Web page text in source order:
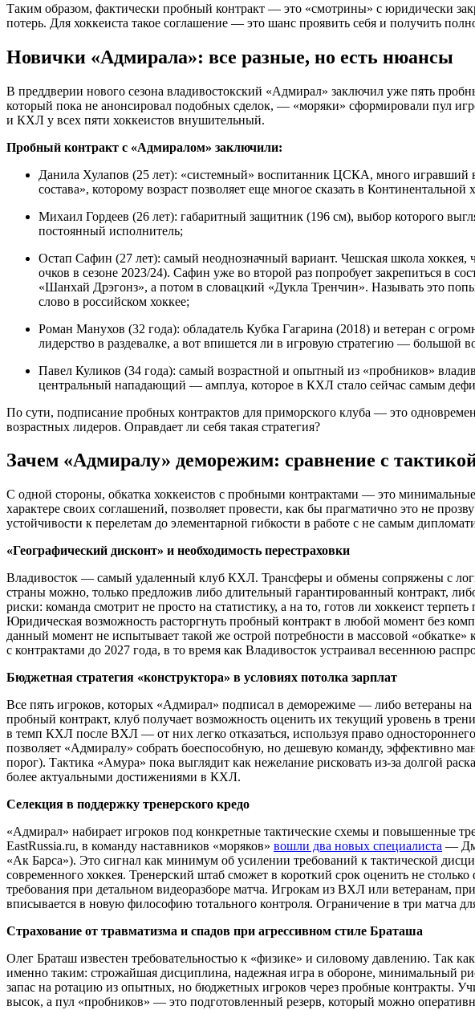
Таким образом, фактически пробный контракт — это «смотрины» с юридически
потерь. Для хоккеиста такое соглашение — это шанс проявить себя и получить
Новички «Адмирала»: все разные, но есть нюансы
В преддверии нового сезона владивостокский «Адмирал» заключил уже пять
который пока не анонсировал подобных сделок, — «моряки» сформировали пул
и КХЛ у всех пяти хоккеистов внушительный.
Пробный контракт с «Адмиралом» заключили:
Данила Хулапов (25 лет): «системный» воспитанник ЦСКА, много
состава», которому возраст позволяет еще многое сказать в
Михаил Гордеев (26 лет): габаритный защитник (196 см), выбор которого
постоянный исполнитель;
Остап Сафин (27 лет): самый неоднозначный вариант. Чешская школа
очков в сезоне 2023/24). Сафин уже во второй раз попробует закрепиться в
«Шанхай Дрэгонз», а потом в словацкий «Дукла Тренчин». Называть это
слово в российском хоккее;
Роман Манухов (32 года): обладатель Кубка Гагарина (2018) и ветеран с
лидерство в раздевалке, а вот впишется ли в игровую стратегию — большой
Павел Куликов (34 года): самый возрастной и опытный из «пробников»
центральный нападающий — амплуа, которое в КХЛ стало сейчас самым
По сути, подписание пробных контрактов для приморского клуба — это
возрастных лидеров. Оправдает ли себя такая стратегия?
Зачем «Адмиралу» деморежим: сравнение с
С одной стороны, обкатка хоккеистов с пробными контрактами — это
характере своих соглашений, позволяет провести, как бы прагматично это не
устойчивости к перелетам до элементарной гибкости в работе с не самым
«Географический дисконт» и необходимость перестраховки
Владивосток — самый удаленный клуб КХЛ. Трансферы и обмены сопряжены с
страны можно, только предложив либо длительный гарантированный контракт,
риски: команда смотрит не просто на статистику, а на то, готов ли хоккеист
Юридическая возможность расторгнуть пробный контракт в любой момент без
данный момент не испытывает такой же острой потребности в массовой
с контрактами до 2027 года, в то время как Владивосток устраивал весеннюю
Бюджетная стратегия «конструктора» в условиях потолка зарплат
Все пять игроков, которых «Адмирал» подписал в деморежиме — либо ветераны
пробный контракт, клуб получает возможность оценить их текущий уровень в
в темп КХЛ после ВХЛ — от них легко отказаться, используя право
позволяет «Адмиралу» собрать боеспособную, но дешевую команду, эффективно
порог). Тактика «Амура» пока выглядит как нежелание рисковать из-за долгой
более актуальными достижениями в КХЛ.
Селекция в поддержку тренерского кредо
«Адмирал» набирает игроков под конкретные тактические схемы и повышенные
EastRussia.ru, в команду наставников «моряков» вошли два новых специалиста —
«Ак Барса»). Это сигнал как минимум об усилении требований к тактической
современного хоккея. Тренерский штаб сможет в короткий срок оценить не
требования при детальном видеоразборе матча. Игрокам из ВХЛ или ветеранам,
вписывается в новую философию тотального контроля. Ограничение в три матча
Страхование от травматизма и спадов при агрессивном стиле Браташа
Олег Браташ известен требовательностью к «физике» и силовому давлению. Так
именно таким: строжайшая дисциплина, надежная игра в обороне, минимальный
запас на ротацию из опытных, но бюджетных игроков через пробные контракты.
высок, а пул «пробников» — это подготовленный резерв, который можно